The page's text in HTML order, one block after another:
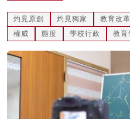
關於我們
灼見原創 灼見獨家 教育改革
權威
態度 學校行政 教育